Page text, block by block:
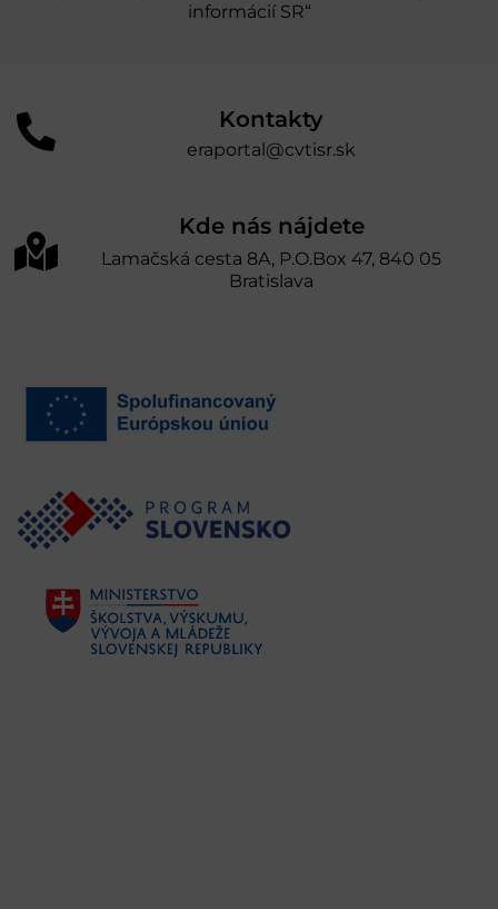
informácií SR“
Kontakty
eraportal@cvtisr.sk
Kde nás nájdete
Lamačská cesta 8A, P.O.Box 47, 840 05
Bratislava